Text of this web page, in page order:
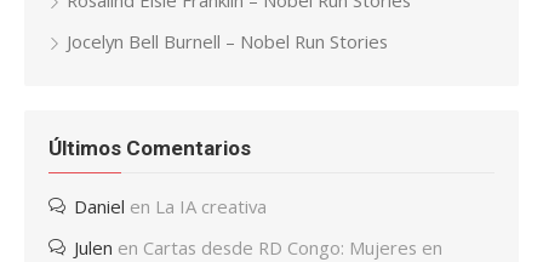
Jocelyn Bell Burnell – Nobel Run Stories
Últimos Comentarios
Daniel en La IA creativa
Julen en Cartas desde RD Congo: Mujeres en